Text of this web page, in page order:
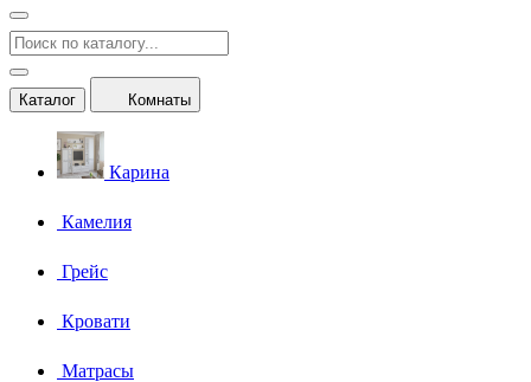
Каталог Комнаты
Карина
Камелия
Грейс
Кровати
Матрасы